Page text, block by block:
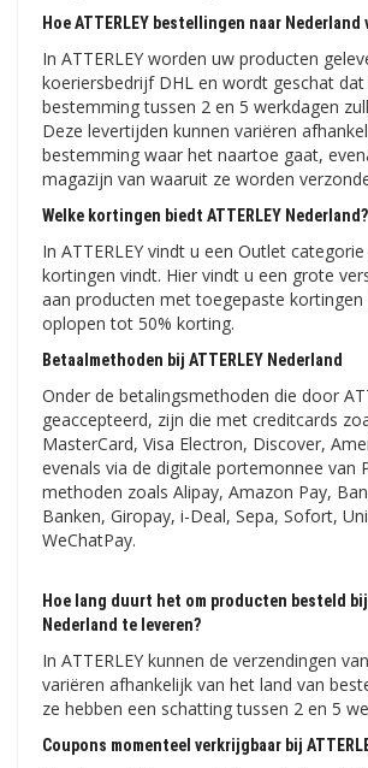
Hoe ATTERLEY bestellingen naar Nederland
In ATTERLEY worden uw producten
koeriersbedrijf DHL en wordt geschat dat
bestemming tussen 2 en 5 werkdagen
Deze levertijden kunnen variëren
bestemming waar het naartoe gaat,
magazijn van waaruit ze worden
Welke kortingen biedt ATTERLEY Nederland?
In ATTERLEY vindt u een Outlet
kortingen vindt. Hier vindt u een grote
aan producten met toegepaste kortingen
oplopen tot 50% korting.
Betaalmethoden bij ATTERLEY Nederland
Onder de betalingsmethoden die door
geaccepteerd, zijn die met creditcards
MasterCard, Visa Electron, Discover,
evenals via de digitale portemonnee van
methoden zoals Alipay, Amazon Pay,
Banken, Giropay, i-Deal, Sepa, Sofort,
WeChatPay.
Hoe lang duurt het om producten besteld bij
Nederland te leveren?
In ATTERLEY kunnen de verzendingen
variëren afhankelijk van het land van
ze hebben een schatting tussen 2 en 5
Coupons momenteel verkrijgbaar bij